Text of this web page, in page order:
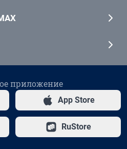
приложение
App Store
RuStore